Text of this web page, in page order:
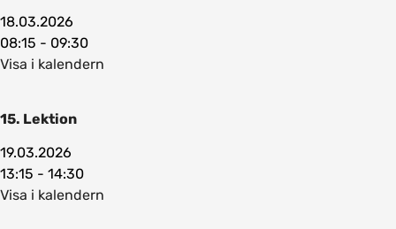
18.03.2026
08:15 - 09:30
Visa i kalendern
15. Lektion
19.03.2026
13:15 - 14:30
Visa i kalendern